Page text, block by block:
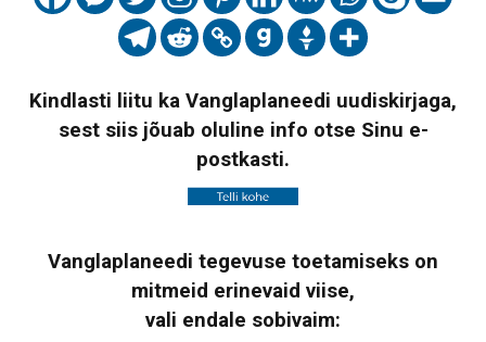
Kindlasti liitu ka Vanglaplaneedi uudiskirjaga,
sest siis jõuab oluline info otse Sinu e-
postkasti.
Vanglaplaneedi tegevuse toetamiseks on
mitmeid erinevaid viise,
vali endale sobivaim: